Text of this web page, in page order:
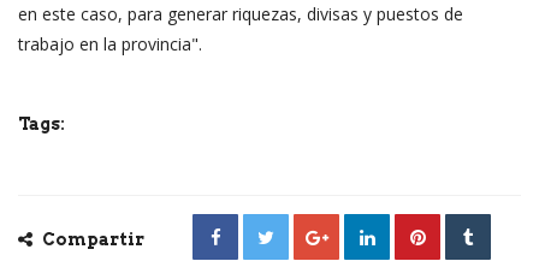
en este caso, para generar riquezas, divisas y puestos de
trabajo en la provincia".
Tags:
Compartir